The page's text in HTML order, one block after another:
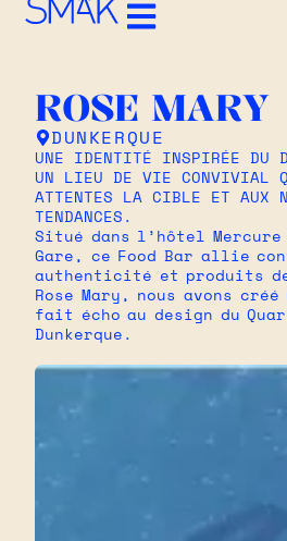
ROSE MARY
DUNKERQUE
UNE IDENTITÉ INSPIRÉE DU
UN LIEU DE VIE CONVIVIAL
ATTENTES LA CIBLE ET AUX
TENDANCES.
Situé dans l’hôtel Mercure
Gare, ce Food Bar allie
authenticité et produits
Rose Mary, nous avons
fait écho au design du
Dunkerque.